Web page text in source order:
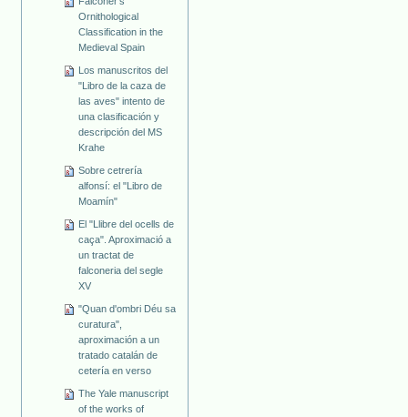
Ornithological
Classification in the
Medieval Spain
Los manuscritos del
"Libro de la caza de
las aves" intento de
una clasificación y
descripción del MS
Krahe
Sobre cetrería
alfonsí: el "Libro de
Moamín"
El "Llibre del ocells de
caça". Aproximació a
un tractat de
falconeria del segle
XV
"Quan d'ombri Déu sa
curatura",
aproximación a un
tratado catalán de
cetería en verso
The Yale manuscript
of the works of